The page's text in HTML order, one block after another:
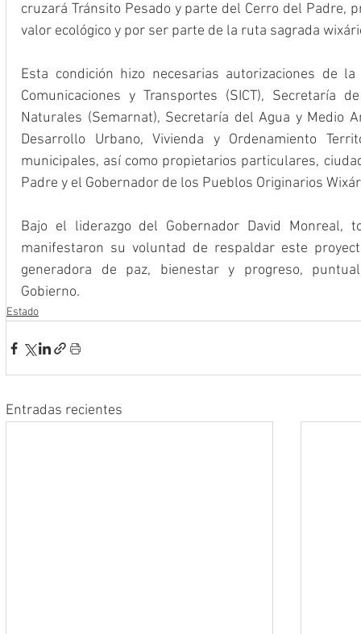
cruzará Tránsito Pesado y parte del Cerro del Padre,
valor ecológico y por ser parte de la ruta sagrada
Esta condición hizo necesarias autorizaciones de
Comunicaciones y Transportes (SICT), Secretaría
Naturales (Semarnat), Secretaría del Agua y Medio
Desarrollo Urbano, Vivienda y Ordenamiento
municipales, así como propietarios particulares,
Padre y el Gobernador de los Pueblos Originarios
Bajo el liderazgo del Gobernador David Monreal,
manifestaron su voluntad de respaldar este
generadora de paz, bienestar y progreso,
Gobierno.
Estado
Entradas recientes